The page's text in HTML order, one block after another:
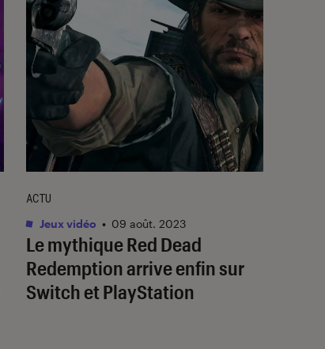
Le mythiqueRed Dead
Redemptionarrive enfin sur
Switch et PlayStation
ACTU
Jeux vidéo • 09 août. 2023